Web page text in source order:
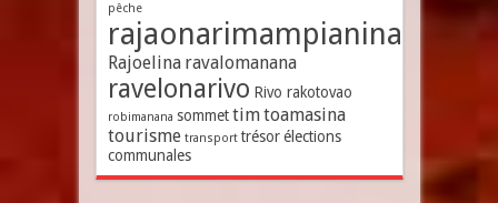
pêche
rajaonarimampianina
Rajoelina ravalomanana
ravelonarivo Rivo rakotovao
robimanana sommet timtoamasina
tourisme transport trésor élections
communales